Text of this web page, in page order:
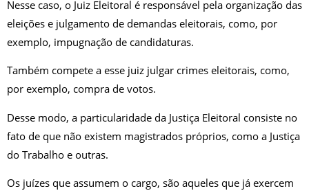
Nesse caso, o Juiz Eleitoral é responsável pela organização das
eleições e julgamento de demandas eleitorais, como, por
exemplo, impugnação de candidaturas.
Também compete a esse juiz julgar crimes eleitorais, como,
por exemplo, compra de votos.
Desse modo, a particularidade da Justiça Eleitoral consiste no
fato de que não existem magistrados próprios, como a Justiça
do Trabalho e outras.
Os juízes que assumem o cargo, são aqueles que já exercem